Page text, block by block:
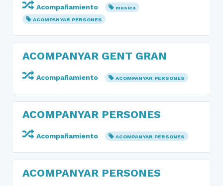
Acompañamiento
musica
ACOMPANYAR PERSONES
ACOMPANYAR GENT GRAN
Acompañamiento ACOMPANYAR PERSONES
ACOMPANYAR PERSONES
Acompañamiento ACOMPANYAR PERSONES
ACOMPANYAR PERSONES